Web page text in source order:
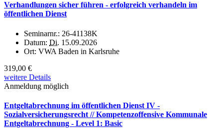
Verhandlungen sicher führen - erfolgreich verhandeln im
öffentlichen Dienst
Seminarnr.: 26-41138K
Datum: Di. 15.09.2026
Ort: VWA Baden in Karlsruhe
319,00 €
weitere Details
Anmeldung möglich
Entgeltabrechnung im öffentlichen Dienst IV -
Sozialversicherungsrecht // Kompetenzoffensive Kommunale
Entgeltabrechnung - Level 1: Basic